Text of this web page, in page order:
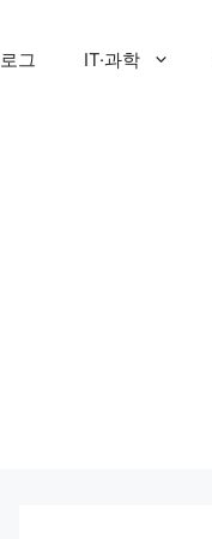
그 IT·과학